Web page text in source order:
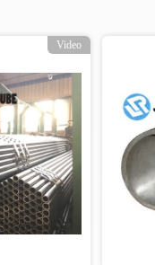
Video